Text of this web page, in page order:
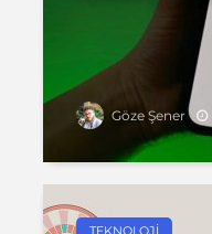
Göze Şener
TEKNOLOJI